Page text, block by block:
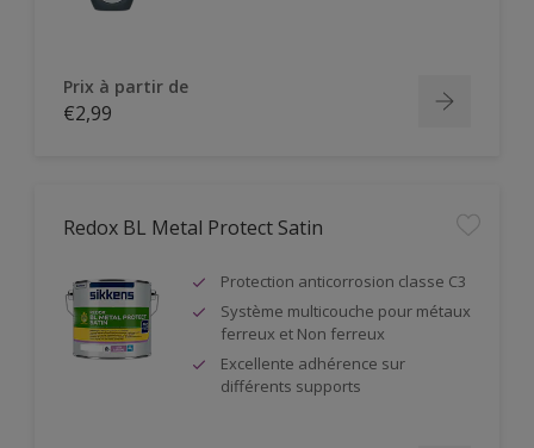
Prix à partir de
€2,99
Redox BL Metal Protect Satin
Protection anticorrosion classe C3
Système multicouche pour métaux
ferreux et Non ferreux
Excellente adhérence sur
différents supports